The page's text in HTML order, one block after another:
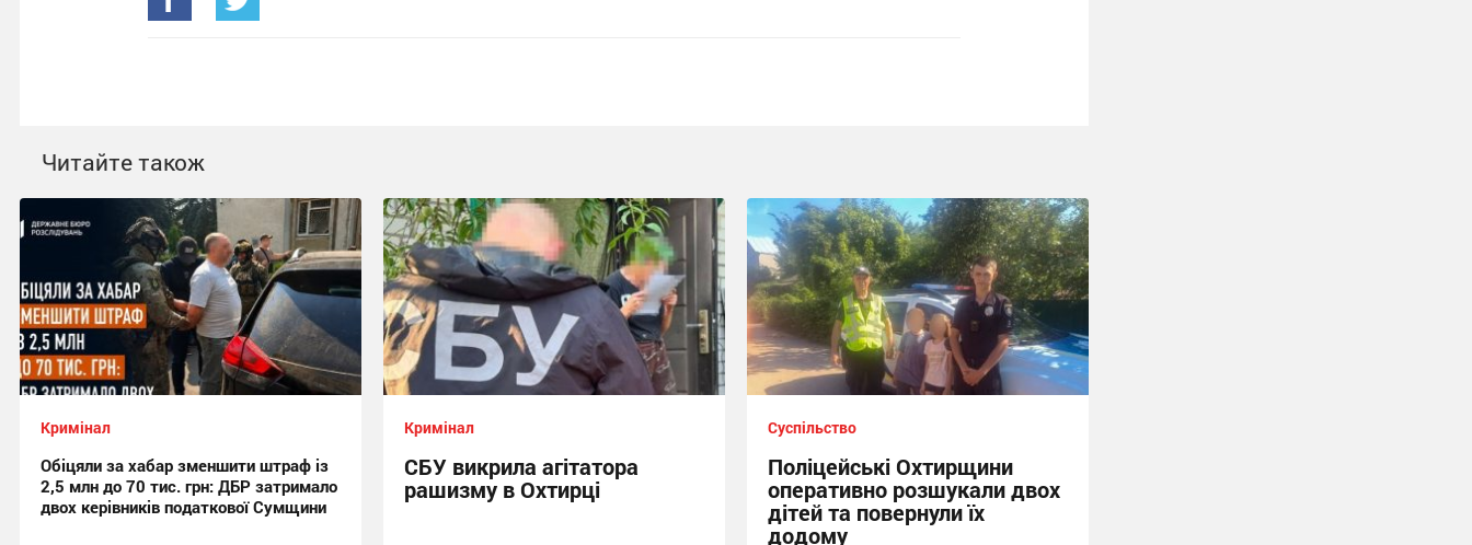
Читайте також
Кримінал
Обіцяли за хабар зменшити штраф із
2,5 млн до 70 тис. грн: ДБР затримало
двох керівників податкової Сумщини
Кримінал
СБУ викрила агітатора
рашизму в Охтирці
Суспільство
Поліцейські Охтирщини
оперативно розшукали двох
дітей та повернули їх
додому